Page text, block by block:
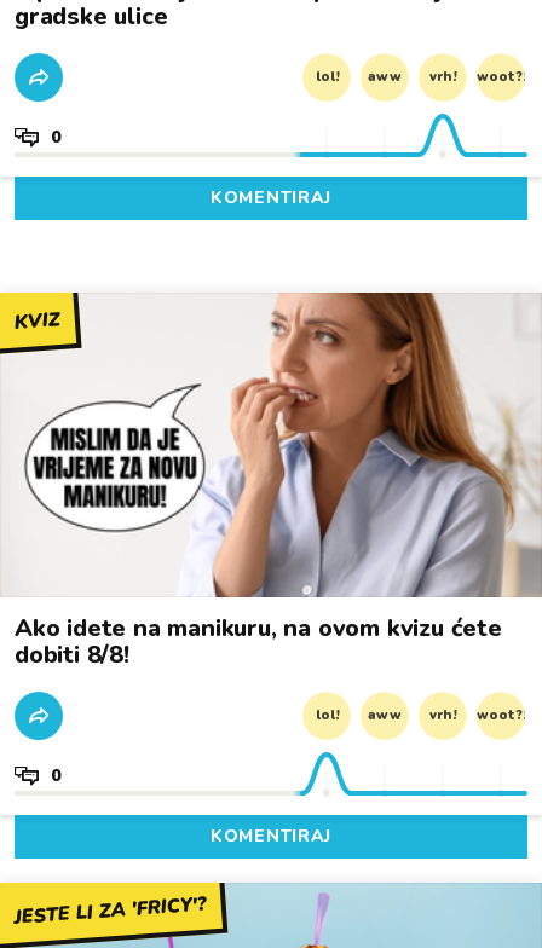
gradske ulice
lol! aww vrh! woot?!
0
KOMENTIRAJ
KVIZ
Ako idete na manikuru, na ovom kvizu ćete
dobiti 8/8!
lol! aww vrh! woot?!
0
KOMENTIRAJ
JESTE LI ZA 'FRICY'?